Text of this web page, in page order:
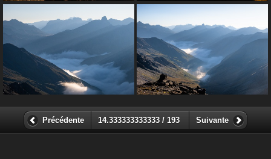
Précédente 14.333333333333 / 193 Suivante